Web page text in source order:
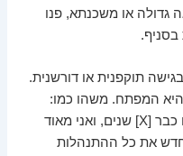
או משכנתא, פנו
בסניף.
תוקפנית או דורשנית.
המפתח. משהו כמו:
"שלום [שם הבנקאי], אני לקוח שלכם כבר [X] שנים, ואני מאוד
את כל ההתנהלות